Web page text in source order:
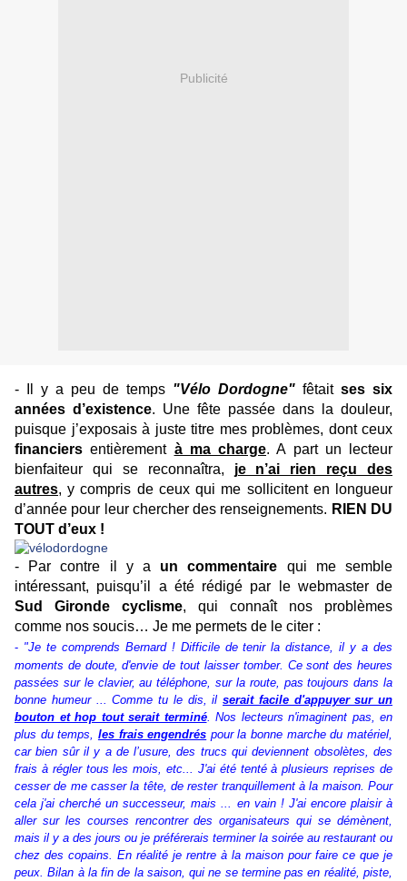
Publicité
- Il y a peu de temps "Vélo Dordogne" fêtait ses six
années d’existence. Une fête passée dans la douleur,
puisque j’exposais à juste titre mes problèmes, dont ceux
financiers entièrement à ma charge. A part un lecteur
bienfaiteur qui se reconnaîtra, je n’ai rien reçu des
autres, y compris de ceux qui me sollicitent en longueur
d’année pour leur chercher des renseignements. RIEN DU
TOUT d’eux !
- Par contre il y a un commentaire qui me semble
intéressant, puisqu’il a été rédigé par le webmaster de
Sud Gironde cyclisme, qui connaît nos problèmes
comme nos soucis… Je me permets de le citer :
- "Je te comprends Bernard ! Difficile de tenir la distance, il y a des
moments de doute, d'envie de tout laisser tomber. Ce sont des heures
passées sur le clavier, au téléphone, sur la route, pas toujours dans la
bonne humeur ... Comme tu le dis, il serait facile d'appuyer sur un
bouton et hop tout serait terminé. Nos lecteurs n'imaginent pas, en
plus du temps, les frais engendrés pour la bonne marche du matériel,
car bien sûr il y a de l’usure, des trucs qui deviennent obsolètes, des
frais à régler tous les mois, etc... J'ai été tenté à plusieurs reprises de
cesser de me casser la tête, de rester tranquillement à la maison. Pour
cela j'ai cherché un successeur, mais ... en vain ! J'ai encore plaisir à
aller sur les courses rencontrer des organisateurs qui se démènent,
mais il y a des jours ou je préférerais terminer la soirée au restaurant ou
chez des copains. En réalité je rentre à la maison pour faire ce que je
peux. Bilan à la fin de la saison, qui ne se termine pas en réalité, piste,